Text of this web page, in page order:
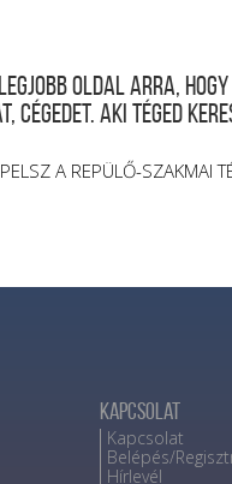
a legjobb oldal arra,
cégedet. Aki téged
A REPÜLŐ-SZAKMAI
Kapcsolat
Kapcsolat
Belépés/
Hírlevél